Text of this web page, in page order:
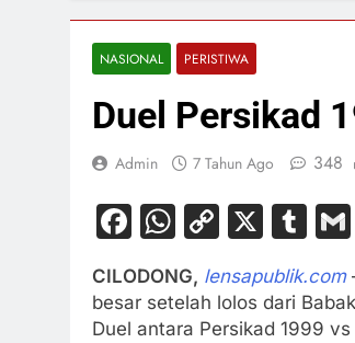
NASIONAL PERISTIWA
Duel Persikad
Admin 7 Tahun Ago 348
Facebook
WhatsApp
Copy
X
CILODONG, lensapublik.com
besar setelah lolos dari
Duel antara Persikad 1999